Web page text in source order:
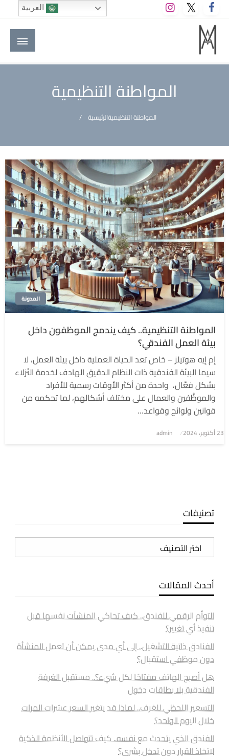
التخطي
إلى
المحتوى
M A hotels | إم ايه هوتيلز
الموقع الأول للعاملين في الفنادق في العالم العربي
المواطنة التنظيمية
الرئيسيةالمواطنة التنظيمية
المدونة
المواطنة التنظيمية.. كيف يندمج الموظفون داخل
بيئة العمل الفندقي؟
إم إيه هوتيلز – خاص تعد الحياة العملية داخل بيئة العمل، لا
سيما البيئة الفندقية ذات النظام الدقيق الهادف لخدمة النُزلاء
بشكل فعَّال، واحدة من أكثر الأوقات رسمية للأفراد
والموظَّفين والعمال على مختلف أشكالهم، لما تحكمه من
قوانين ولوائح وقواعد…
نُشر
23 أكتوبر، 2024 admin
تصنيفات
تصنيفات
أحدث المقالات
التوأم الرقمي للفندق.. كيف تحاكي المنشآت نفسها قبل
تنفيذ أي تغيير؟
الفنادق ذاتية التشغيل.. إلى أي مدى يمكن أن تعمل المنشأة
دون موظفي استقبال؟
هل أصبح الهاتف مفتاحًا لكل شيء؟.. مستقبل الغرفة
الفندقية بلا بطاقات دخول
التسعير اللحظي للغرف.. لماذا قد يتغير السعر عشرات المرات
خلال اليوم الواحد؟
الفندق الذي يتحدث مع نفسه.. كيف تتواصل الأنظمة الذكية
لاتخاذ القرار دون تدخل بشري؟
العربية